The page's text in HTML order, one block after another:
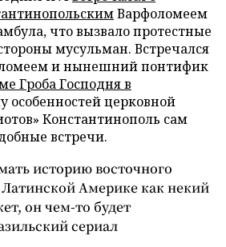
Варфоломеем
что вызвало протестные
мусульман. Встречался
и нынешний понтифик
Гроба Господня в
особенностей церковной
Константинополь сам
встречи.
историю восточного
Латинской Америке как некий
он чем-то будет
сериал